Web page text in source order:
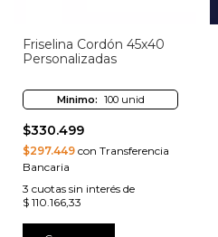
Friselina Cordón 45x40
Personalizadas
Minimo: 100 unid
$330.499
$297.449 con Transferencia
Bancaria
3 cuotas sin interés de
$ 110.166,33